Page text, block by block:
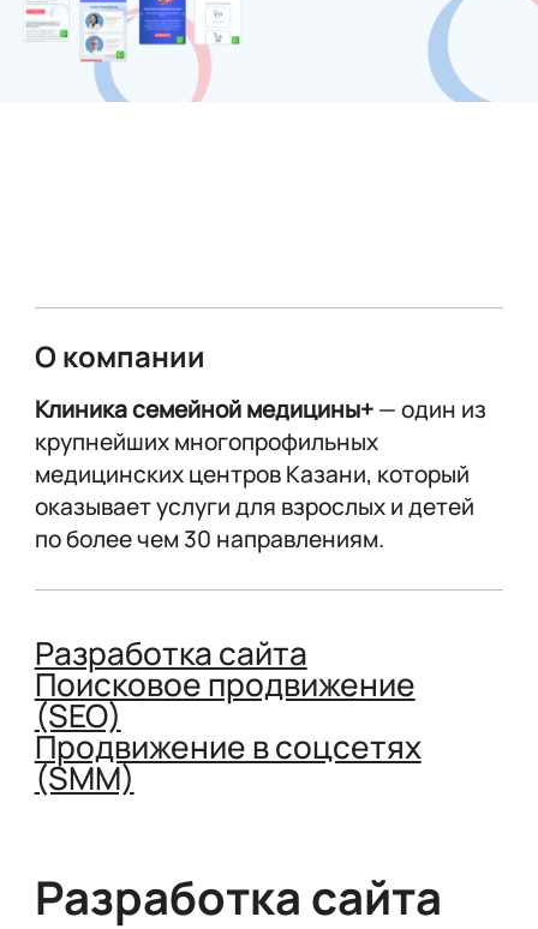
О компании
Клиника семейной медицины+— один из
крупнейших многопрофильных
медицинских центров Казани, который
оказывает услуги для взрослых и детей
по более чем 30 направлениям.
Разработка сайта
Поисковое продвижение
(SEO)
Продвижение в соцсетях
(SMM)
Разработка сайта